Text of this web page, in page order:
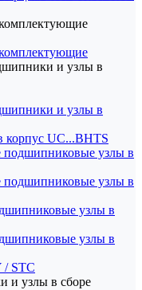
и узлы в
и узлы в
UC...BHTS
подшипниковые узлы в
подшипниковые узлы в
узлы в
узлы в
/ STC
и узлы в сборе